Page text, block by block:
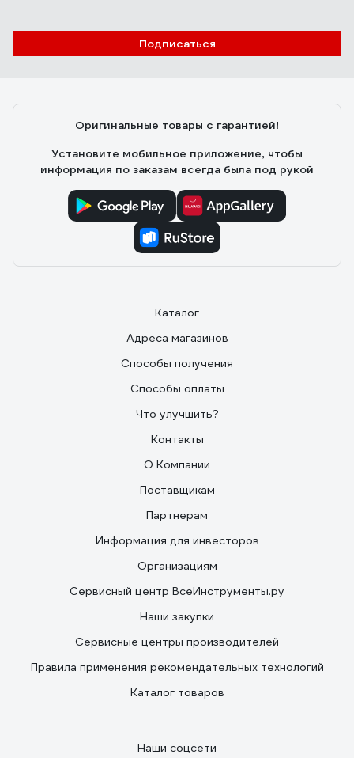
Подписаться
Оригинальные товары с гарантией!
Установите мобильное приложение, чтобы
информация по заказам всегда была под рукой
Каталог
Адреса магазинов
Способы получения
Способы оплаты
Что улучшить?
Контакты
О Компании
Поставщикам
Партнерам
Информация для инвесторов
Организациям
Сервисный центр ВсеИнструменты.ру
Наши закупки
Сервисные центры производителей
Правила применения рекомендательных технологий
Каталог товаров
Наши соцсети